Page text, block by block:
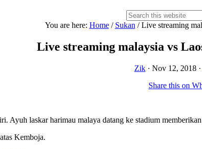
Search
this
Hide
You are here: Home / Sukan /Live streaming
Live streaming malaysia vs
Zik · Nov 12, 2018 ·
Share this on
Ayuh laskar harimau malaya datang ke stadium
Kemboja.